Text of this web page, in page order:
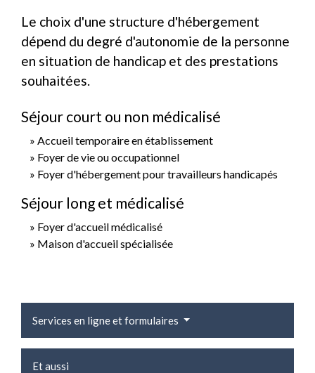
Le choix d'une structure d'hébergement
dépend du degré d'autonomie de la personne
en situation de handicap et des prestations
souhaitées.
Séjour court ou non médicalisé
Accueil temporaire en établissement
Foyer de vie ou occupationnel
Foyer d'hébergement pour travailleurs handicapés
Séjour long et médicalisé
Foyer d'accueil médicalisé
Maison d'accueil spécialisée
Services en ligne et formulaires
Et aussi